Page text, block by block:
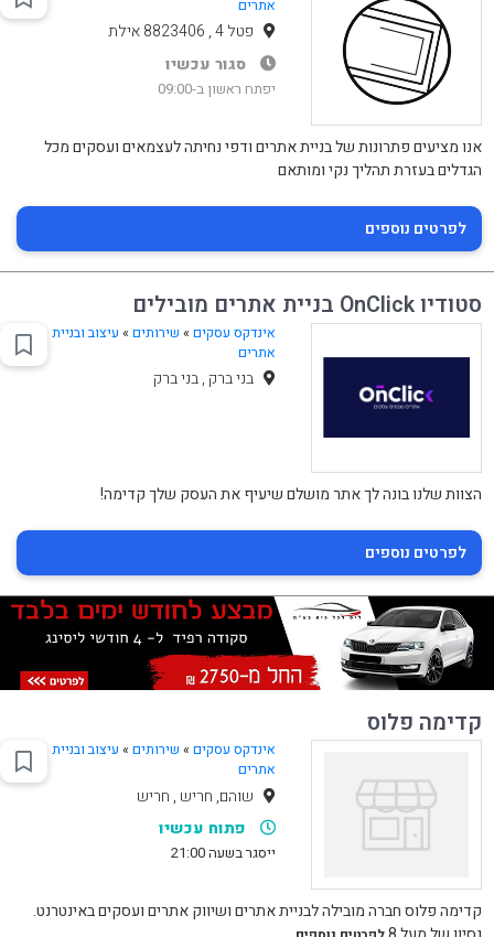
אתרים
פטל 4 , 8823406 אילת
סגור עכשיו
יפתח ראשון ב-09:00
אנו מציעים פתרונות של בניית אתרים ודפי נחיתה לעצמאים ועסקים מכל
הגדלים בעזרת תהליך נקי ומותאם
לפרטים נוספים
סטודיו OnClick בניית אתרים מובילים
אינדקס עסקים » שירותים» עיצוב ובניית
אתרים
בני ברק , בני ברק
הצוות שלנו בונה לך אתר מושלם שיעיף את העסק שלך קדימה!
לפרטים נוספים
קדימה פלוס
אינדקס עסקים » שירותים» עיצוב ובניית
אתרים
שוהם, חריש , חריש
פתוח עכשיו
ייסגר בשעה 21:00
קדימה פלוס חברה מובילה לבניית אתרים ושיווק אתרים ועסקים באינטרנט.